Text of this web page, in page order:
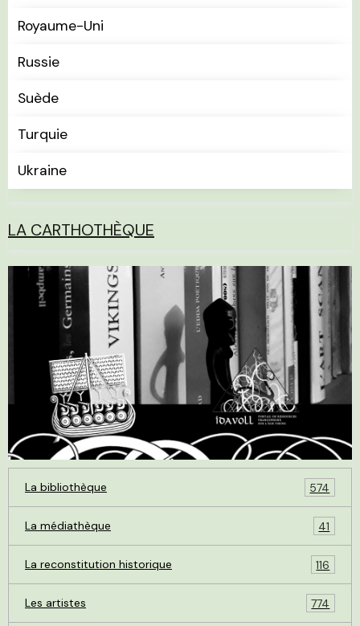
Royaume-Uni
Russie
Suède
Turquie
Ukraine
LA CARTHOTHÈQUE
La bibliothèque 574
La médiathèque 41
La reconstitution historique 116
Les artistes 774